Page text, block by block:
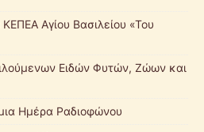
Αγίου Βασιλείου «Του
Ειδών Φυτών, Ζώων και
Ημέρα Ραδιοφώνου